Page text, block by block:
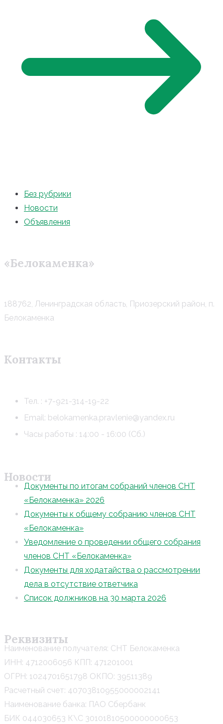
Без рубрики
Новости
Объявления
«Белокаменка»
188762, Ленинградская область, Приозерский район, п.
Белокаменка
Контакты
Тел. : +7-921-314-19-22
Email: belokamenka.pravlenie@yandex.ru
Часы работы : 14:00 - 16:00 (Сб.)
Новости
Документы по итогам собраний членов СНТ
«Белокаменка» 2026
Документы к общему собранию членов СНТ
«Белокаменка»
Уведомление о проведении общего собрания
членов СНТ «Белокаменка»
Документы для ходатайства о рассмотрении
дела в отсутствие ответчика
Список должников на 30 марта 2026
Реквизиты
Наименование получателя: СНТ Белокаменка
ИНН: 4712006056 КПП: 471201001
ОГРН: 1024701651798 ОКПО: 39511389
Расчетный счет: 40703810955000002141
Наименование банка: ПАО Сбербанк
БИК 044030653 К\С 30101810500000000653